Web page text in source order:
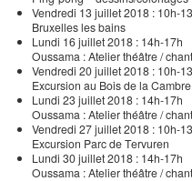
Vendredi 13 juillet 2018 : 10h-
Bruxelles les bains
Lundi 16 juillet 2018 : 14h-17h
Oussama : Atelier théâtre /
Vendredi 20 juillet 2018 : 10h-
Excursion au Bois de la Cambre
Lundi 23 juillet 2018 : 14h-17h
Oussama : Atelier théâtre /
Vendredi 27 juillet 2018 : 10h-
Excursion Parc de Tervuren
Lundi 30 juillet 2018 : 14h-17h
Oussama : Atelier théâtre /